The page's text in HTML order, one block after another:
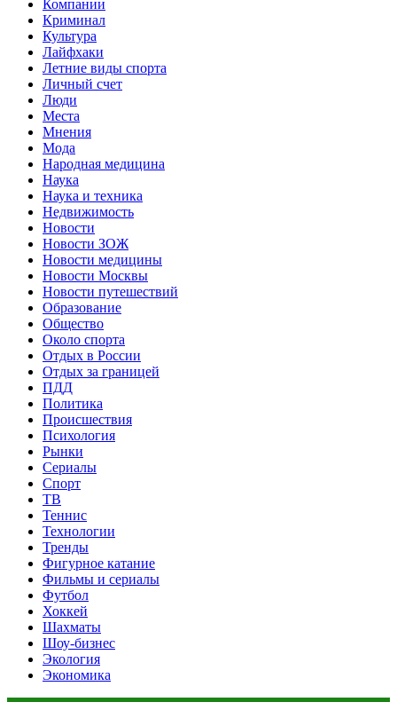
Компании
Криминал
Культура
Лайфхаки
Летние виды спорта
Личный счет
Люди
Места
Мнения
Мода
Народная медицина
Наука
Наука и техника
Недвижимость
Новости
Новости ЗОЖ
Новости медицины
Новости Москвы
Новости путешествий
Образование
Общество
Около спорта
Отдых в России
Отдых за границей
ПДД
Политика
Происшествия
Психология
Рынки
Сериалы
Спорт
ТВ
Теннис
Технологии
Тренды
Фигурное катание
Фильмы и сериалы
Футбол
Хоккей
Шахматы
Шоу-бизнес
Экология
Экономика